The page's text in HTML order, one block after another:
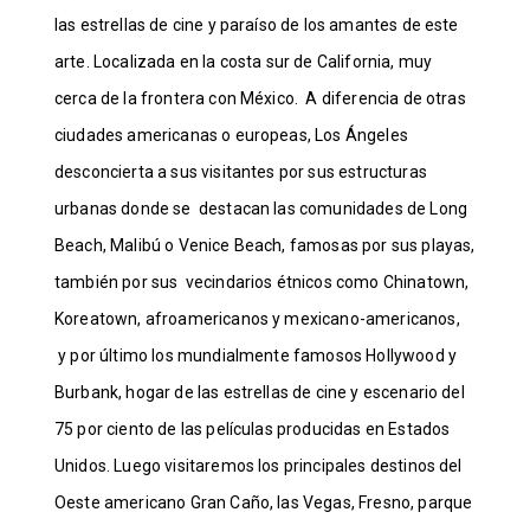
las estrellas de cine y paraíso de los amantes de este
arte. Localizada en la costa sur de California, muy
cerca de la frontera con México. A diferencia de otras
ciudades americanas o europeas, Los Ángeles
desconcierta a sus visitantes por sus estructuras
urbanas donde se destacan las comunidades de Long
Beach, Malibú o Venice Beach, famosas por sus playas,
también por sus vecindarios étnicos como Chinatown,
Koreatown, afroamericanos y mexicano-americanos,
y por último los mundialmente famosos Hollywood y
Burbank, hogar de las estrellas de cine y escenario del
75 por ciento de las películas producidas en Estados
Unidos. Luego visitaremos los principales destinos del
Oeste americano Gran Caño, las Vegas, Fresno, parque